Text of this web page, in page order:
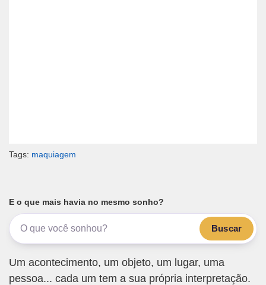
Tags: maquiagem
E o que mais havia no mesmo sonho?
Buscar
Um acontecimento, um objeto, um lugar, uma
pessoa... cada um tem a sua própria interpretação.